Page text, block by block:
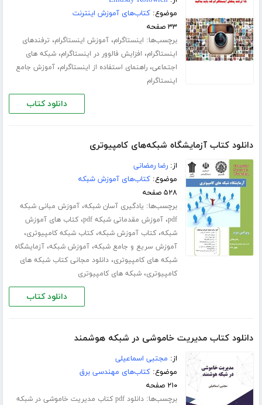
موضوع:کتاب‌های آموزش اینترنت
۳۳ صفحه
برچسب‌ها: اینستاگرام،آموزش اینستاگرام، ترفندهای
اینستاگرام، افزایش فالوور در اینستاگرام،شبکه های
اجتماعی،راهنمای استفاده از اینستاگرام،آموزش جامع
اینستاگرام
دانلود کتاب
دانلود کتاب آزمایشگاه شبکه‌های کامپیوتری
از:رضا رمضانی
موضوع:کتاب‌های آموزش شبکه
۵۲۸ صفحه
برچسب‌ها: یادگیری آسان شبکه،آموزش مبانی شبکه
pdf،آموزش مقدماتی شبکه pdf ،کتاب های آموزش
شبکه،کتاب آموزش شبکه،کتاب شبکه کامپیوتری،
آموزش سریع و جامع شبکه،آموزش شبکه،آزمایشگاه
شبکه های کامپیوتری،دانلود مجانی کتاب شبکه های
کامپیوتری،شبکه های کامپیوتری
دانلود کتاب
دانلود کتاب مدیریت خاموشی در شبکه هوشمند
از: مجتبی اسماعیلی
موضوع:کتاب‌های مهندسی برق
۲۱۰ صفحه
برچسب‌ها:
دانلود pdf کتاب مدیریت خاموشی در شبکه